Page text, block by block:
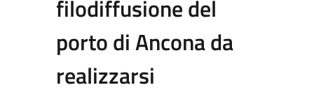
filodiffusione del
porto di Ancona da
realizzarsi